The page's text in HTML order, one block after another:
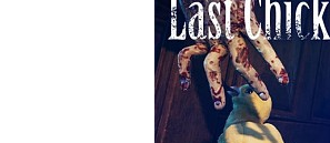
Cursed Armor 2